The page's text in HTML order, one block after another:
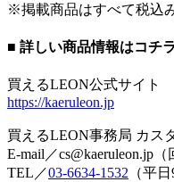
※掲載商品はすべて税込
■ 詳しい商品情報はコチ
買えるLEON公式サイト
https://kaeruleon.jp
買えるLEON事務局 カス
E-mail／cs@kaeruleon.jp（
TEL／03-6634-1532 （平